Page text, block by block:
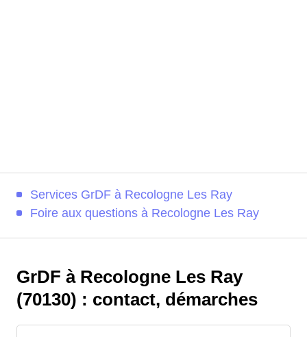
Services GrDF à Recologne Les Ray
Foire aux questions à Recologne Les Ray
GrDF à Recologne Les Ray
(70130) : contact, démarches